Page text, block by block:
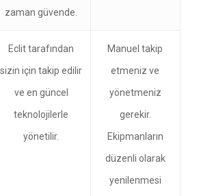
zaman güvende.
Eclit tarafından
sizin için takip edilir
ve en güncel
teknolojilerle
yönetilir.
Manuel takip
etmeniz ve
yönetmeniz
gerekir.
Ekipmanların
düzenli olarak
yenilenmesi